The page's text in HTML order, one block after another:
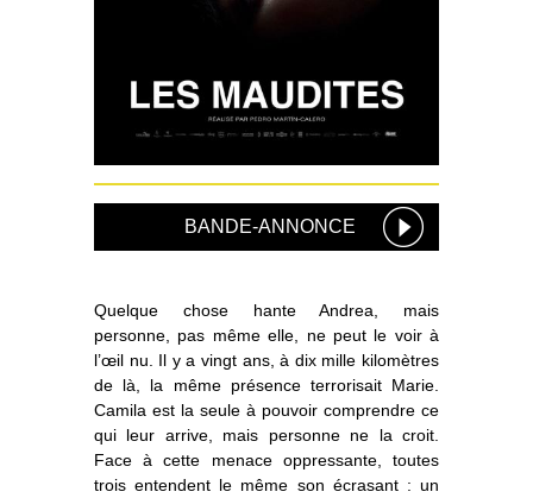
BANDE-ANNONCE
Quelque chose hante Andrea, mais
personne, pas même elle, ne peut le voir à
l’œil nu. Il y a vingt ans, à dix mille kilomètres
de là, la même présence terrorisait Marie.
Camila est la seule à pouvoir comprendre ce
qui leur arrive, mais personne ne la croit.
Face à cette menace oppressante, toutes
trois entendent le même son écrasant : un